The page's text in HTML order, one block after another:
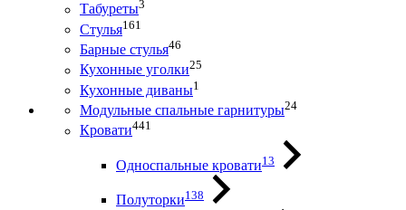
Табуреты3
Стулья161
Барные стулья46
Кухонные уголки25
Кухонные диваны1
Модульные спальные гарнитуры24
Кровати441
Односпальные кровати13
Полуторки138